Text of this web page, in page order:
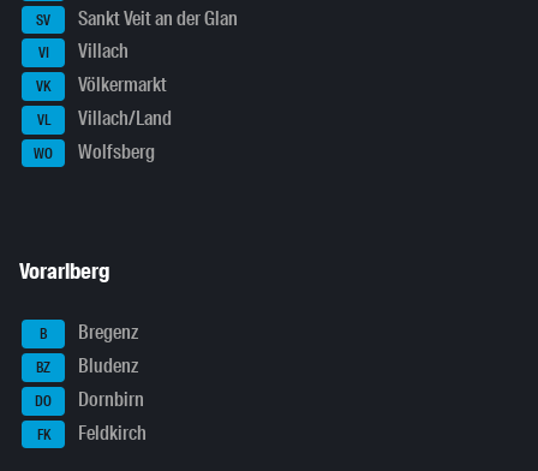
SV Sankt Veit an der Glan
VI Villach
VK Völkermarkt
VL Villach/Land
WO Wolfsberg
Vorarlberg
B Bregenz
BZ Bludenz
DO Dornbirn
FK Feldkirch